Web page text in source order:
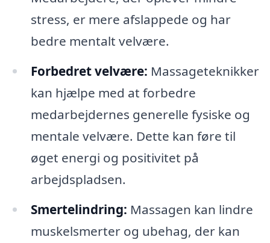
stress, er mere afslappede og har
bedre mentalt velvære.
Forbedret velvære: Massageteknikker
kan hjælpe med at forbedre
medarbejdernes generelle fysiske og
mentale velvære. Dette kan føre til
øget energi og positivitet på
arbejdspladsen.
Smertelindring: Massagen kan lindre
muskelsmerter og ubehag, der kan